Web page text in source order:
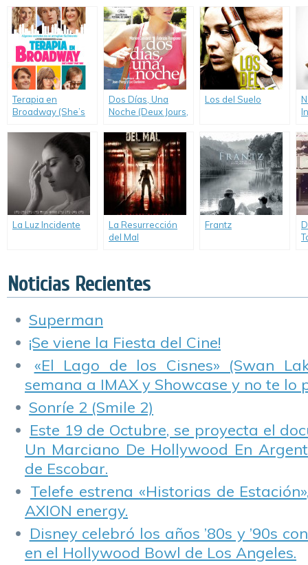
Terapia en
Broadway (She’s
Dos Días, Una
Noche (Deux Jours,
Los del Suelo
La Luz Incidente
La Resurrección
del Mal
Frantz
Noticias Recientes
Superman
¡Se viene la Fiesta del Cine!
«El Lago de los Cisnes» (Swan
semana a IMAX y Showcase y no te lo
Sonríe 2 (Smile 2)
Este 19 de Octubre, se proyecta el
Un Marciano De Hollywood En
de Escobar.
Telefe estrena «Historias de
AXION energy.
Disney celebró los años ’80s y ’90s
en el Hollywood Bowl de Los Angeles.